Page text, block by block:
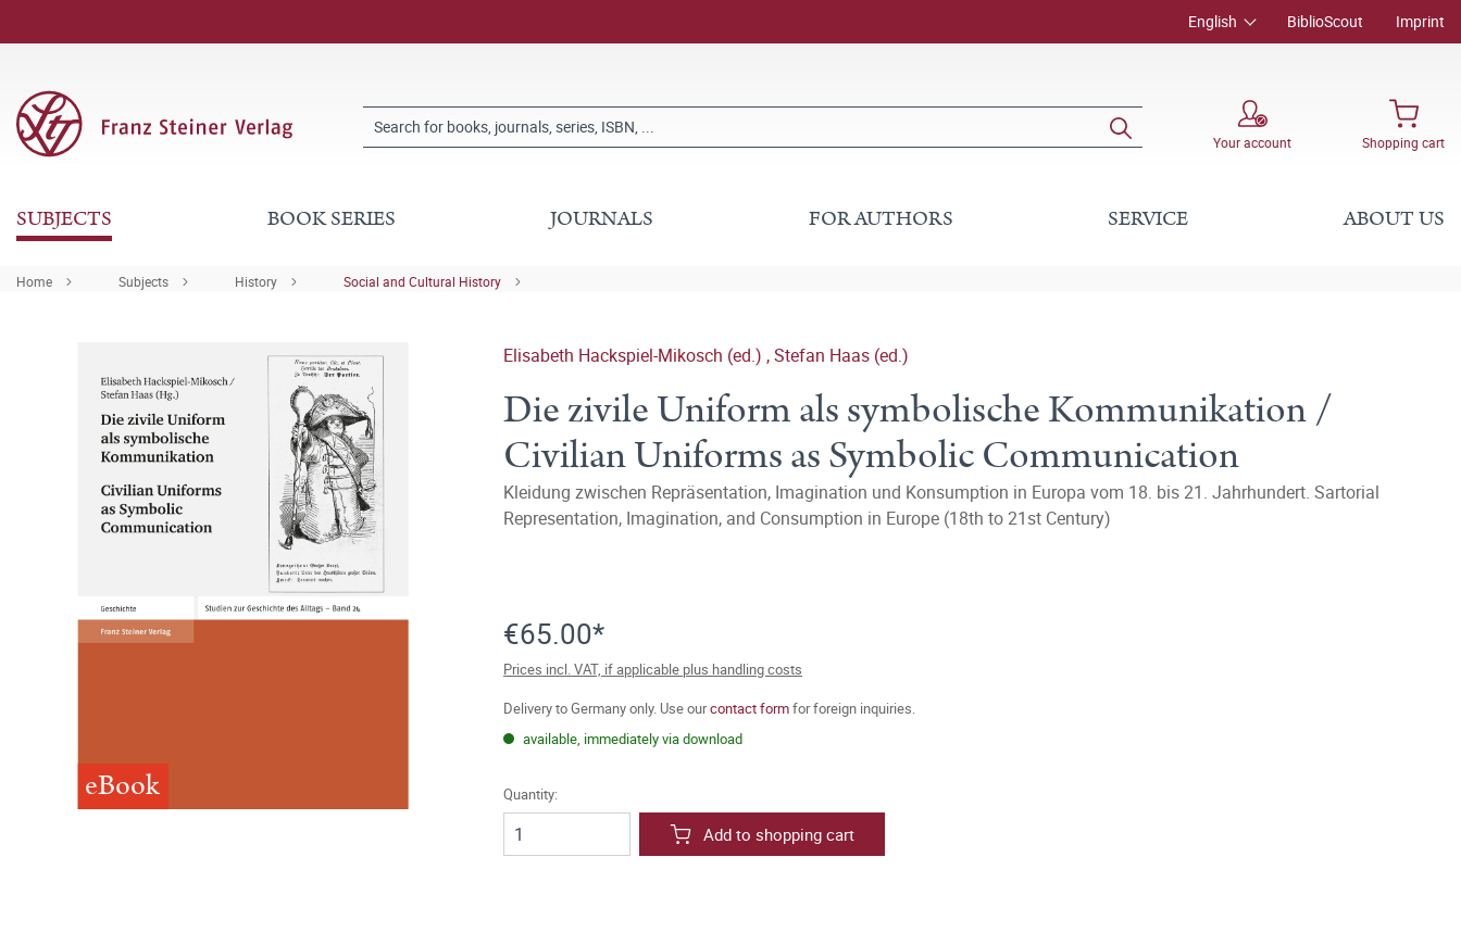
English BiblioScout Imprint
Your account Shopping cart
SUBJECTS BOOK SERIES JOURNALS FOR AUTHORS SERVICE ABOUT US
Home Subjects History Social and Cultural History
eBook
Elisabeth Hackspiel-Mikosch (ed.) ,Stefan Haas (ed.)
Die zivile Uniform als symbolische Kommunikation /
Civilian Uniforms as Symbolic Communication
Kleidung zwischen Repräsentation, Imagination und Konsumption in Europa vom 18. bis 21. Jahrhundert. Sartorial
Representation, Imagination, and Consumption in Europe (18th to 21st Century)
€65.00*
Prices incl. VAT, if applicable plus handling costs
Delivery to Germany only. Use ourcontact formfor foreign inquiries.
available, immediately via download
Quantity:
Add to shopping cart